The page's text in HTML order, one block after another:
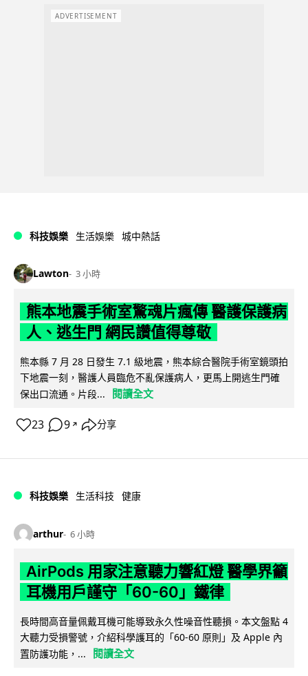
ADVERTISEMENT
科技娛樂 生活娛樂 城中熱話
Lawton 3 小時
熊本地震手術室驚魂片瘋傳 醫護保護病
人、逃生門 網民讚值得尊敬
熊本縣 7 月 28 日發生 7.1 級地震，熊本綜合醫院手術室鏡頭拍
下地震一刻，醫護人員臨危不亂保護病人，更馬上開逃生門確
保出口流通。片段...
閱讀全文
23 9 ↗ 分享
科技娛樂 生活科技 健康
arthur 6 小時
AirPods 用家注意聽力響紅燈 醫學界籲
耳機用戶謹守「60-60」鐵律
長時間高音量佩戴耳機可能導致永久性噪音性聽損。本文盤點 4
大聽力受損警號，介紹科學護耳的「60-60 原則」及 Apple 內
置防護功能，...
閱讀全文